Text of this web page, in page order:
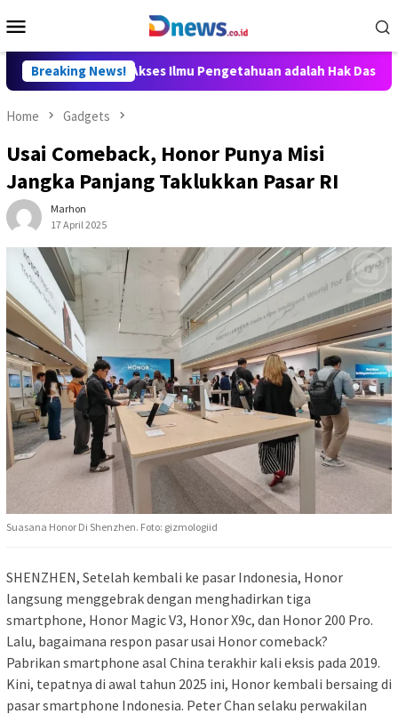
to
Menu
Breaking News!
Aditya: Akses Ilmu Pengetahuan adalah Hak Dasar Warga
Home Gadgets
Usai Comeback, Honor Punya Misi
Jangka Panjang Taklukkan Pasar RI
Marhon
17 April 2025
Suasana Honor Di Shenzhen. Foto: gizmologiid
SHENZHEN, Setelah kembali ke pasar Indonesia, Honor
langsung menggebrak dengan menghadirkan tiga
smartphone, Honor Magic V3, Honor X9c, dan Honor 200 Pro.
Lalu, bagaimana respon pasar usai Honor comeback?
Pabrikan smartphone asal China terakhir kali eksis pada 2019.
Kini, tepatnya di awal tahun 2025 ini, Honor kembali bersaing di
pasar smartphone Indonesia. Peter Chan selaku perwakilan